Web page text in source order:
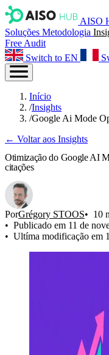
AISO
Soluções Metodologia
Free Audit
Switch to EN
Início
/Insights
/Google Ai Mode
← Voltar aos Insights
Otimização do Google AI
citações
PorGrégory STOOS
10
Publicado em 11 de
Ultíma modificação em